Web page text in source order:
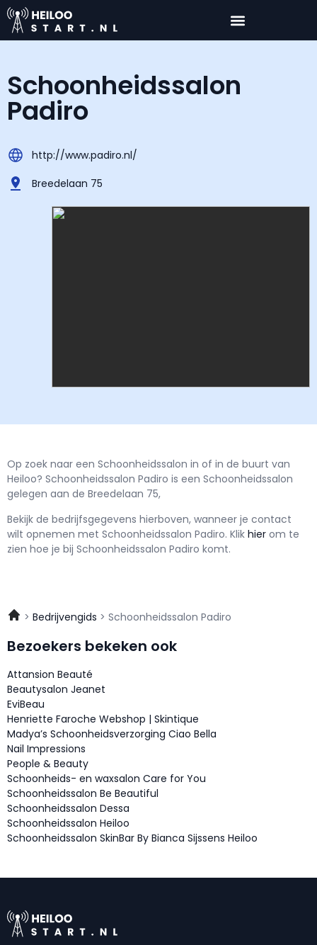
Schoonheidssalon
Padiro
http://www.padiro.nl/
Breedelaan 75
Op zoek naar een Schoonheidssalon in of in de buurt van
Heiloo? Schoonheidssalon Padiro is een Schoonheidssalon
gelegen aan de Breedelaan 75,
Bekijk de bedrijfsgegevens hierboven, wanneer je contact
wilt opnemen met Schoonheidssalon Padiro. Klik hier om te
zien hoe je bij Schoonheidssalon Padiro komt.
Bedrijvengids Schoonheidssalon Padiro
Bezoekers bekeken ook
Attansion Beauté
Beautysalon Jeanet
EviBeau
Henriette Faroche Webshop | Skintique
Madya’s Schoonheidsverzorging Ciao Bella
Nail Impressions
People & Beauty
Schoonheids- en waxsalon Care for You
Schoonheidssalon Be Beautiful
Schoonheidssalon Dessa
Schoonheidssalon Heiloo
Schoonheidssalon SkinBar By Bianca Sijssens Heiloo